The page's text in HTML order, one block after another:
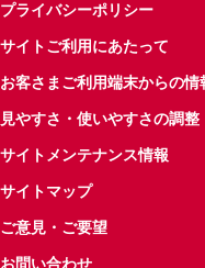
プライバシーポリシー
サイトご利用にあたって
お客さまご利用端末からの
見やすさ・使いやすさの調整
サイトメンテナンス情報
サイトマップ
ご意見・ご要望
お問い合わせ